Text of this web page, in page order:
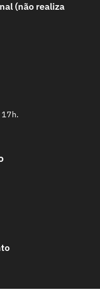
(não realiza
17h.